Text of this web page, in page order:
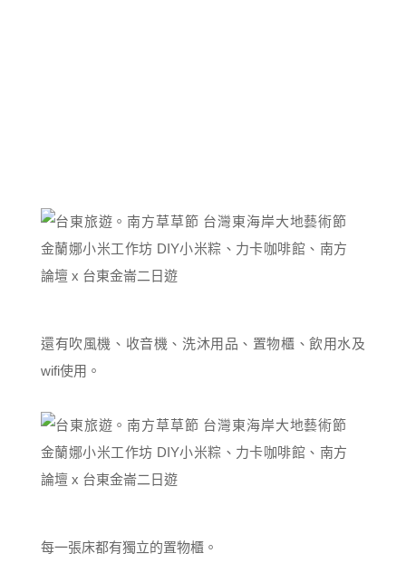
還有吹風機、收音機、洗沐用品、置物櫃、飲用水及
wifi使用。
每一張床都有獨立的置物櫃。